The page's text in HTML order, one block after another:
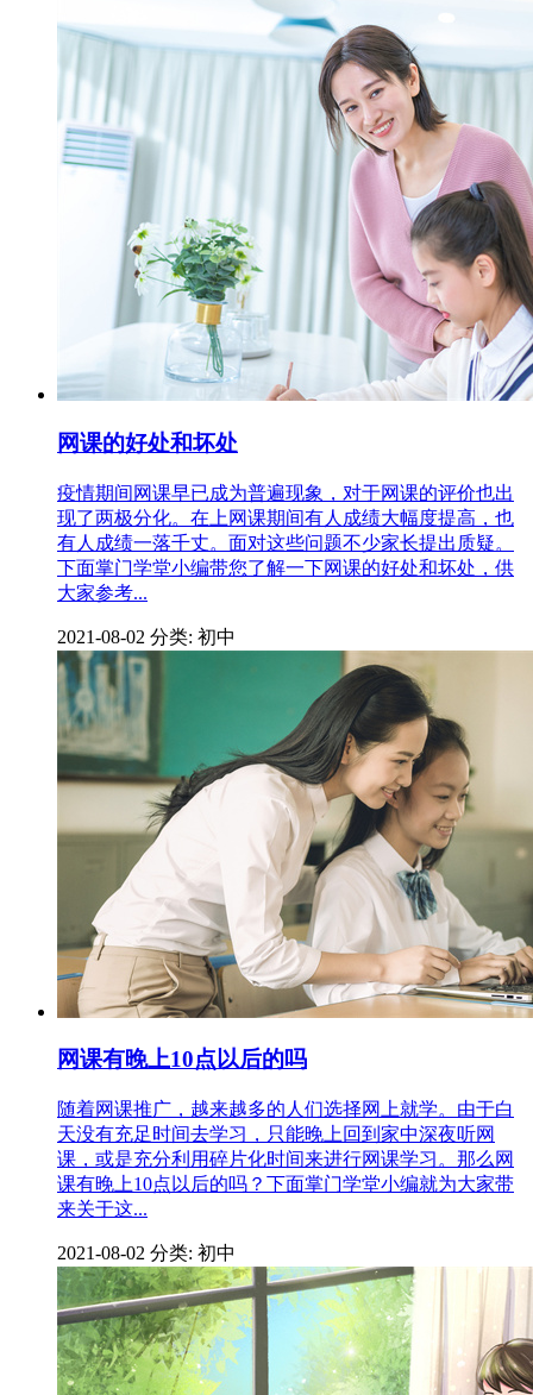
网课的好处和坏处
疫情期间网课早已成为普遍现象，对于网课的评价也出
现了两极分化。在上网课期间有人成绩大幅度提高，也
有人成绩一落千丈。面对这些问题不少家长提出质疑。
下面掌门学堂小编带您了解一下网课的好处和坏处，供
大家参考...
2021-08-02 分类: 初中
网课有晚上10点以后的吗
随着网课推广，越来越多的人们选择网上就学。由于白
天没有充足时间去学习，只能晚上回到家中深夜听网
课，或是充分利用碎片化时间来进行网课学习。那么网
课有晚上10点以后的吗？下面掌门学堂小编就为大家带
来关于这...
2021-08-02 分类: 初中